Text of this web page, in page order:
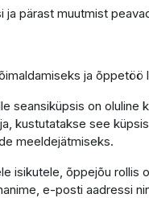
pärast muutmist
ja õppetöö
on
kustutatakse see
meeldejätmiseks.
isikutele, õppejõu
e-posti aadressi